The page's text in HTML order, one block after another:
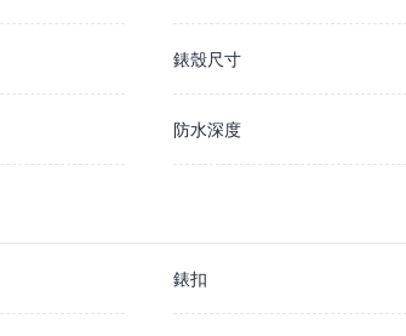
錶殼尺寸
防水深度
錶扣